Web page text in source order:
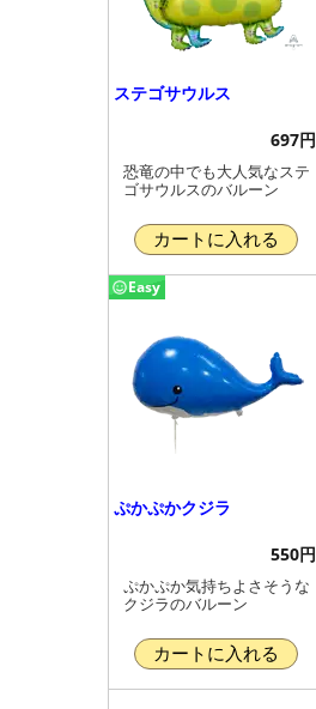
ステゴサウルス
697円
恐竜の中でも大人気なステ
ゴサウルスのバルーン
カートに入れる
Easy
ぷかぷかクジラ
550円
ぷかぷか気持ちよさそうな
クジラのバルーン
カートに入れる